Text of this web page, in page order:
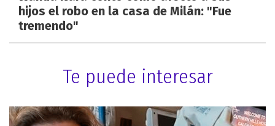
hijos el robo en la casa de Milán: "Fue
tremendo"
Te puede interesar